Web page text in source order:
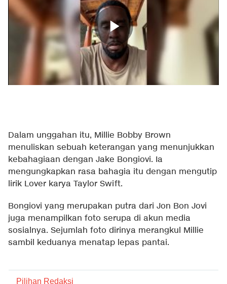
Dalam unggahan itu, Millie Bobby Brown
menuliskan sebuah keterangan yang menunjukkan
kebahagiaan dengan Jake Bongiovi. Ia
mengungkapkan rasa bahagia itu dengan mengutip
lirik Lover karya Taylor Swift.
Bongiovi yang merupakan putra dari Jon Bon Jovi
juga menampilkan foto serupa di akun media
sosialnya. Sejumlah foto dirinya merangkul Millie
sambil keduanya menatap lepas pantai.
Pilihan Redaksi